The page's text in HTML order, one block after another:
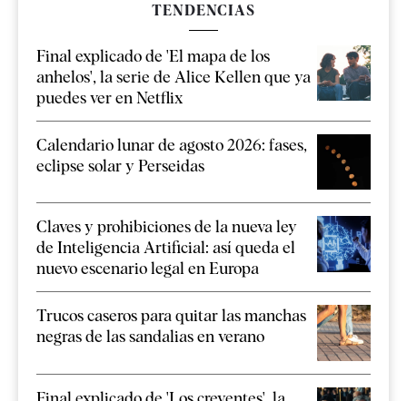
TENDENCIAS
Final explicado de 'El mapa de los
anhelos', la serie de Alice Kellen que ya
puedes ver en Netflix
Calendario lunar de agosto 2026: fases,
eclipse solar y Perseidas
Claves y prohibiciones de la nueva ley
de Inteligencia Artificial: así queda el
nuevo escenario legal en Europa
Trucos caseros para quitar las manchas
negras de las sandalias en verano